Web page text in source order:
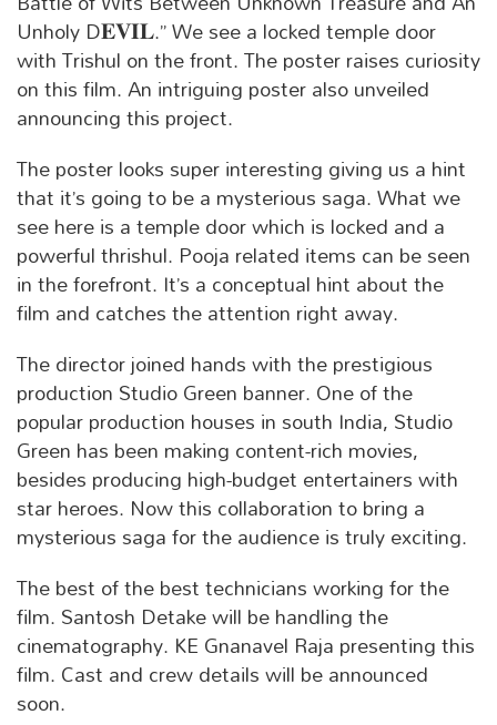
Unholy D𝐄𝐕𝐈𝐋.” We see a locked temple door
with Trishul on the front. The poster raises curiosity
on this film. An intriguing poster also unveiled
announcing this project.
The poster looks super interesting giving us a hint
that it’s going to be a mysterious saga. What we
see here is a temple door which is locked and a
powerful thrishul. Pooja related items can be seen
in the forefront. It’s a conceptual hint about the
film and catches the attention right away.
The director joined hands with the prestigious
production Studio Green banner. One of the
popular production houses in south India, Studio
Green has been making content-rich movies,
besides producing high-budget entertainers with
star heroes. Now this collaboration to bring a
mysterious saga for the audience is truly exciting.
The best of the best technicians working for the
film. Santosh Detake will be handling the
cinematography. KE Gnanavel Raja presenting this
film. Cast and crew details will be announced
soon.